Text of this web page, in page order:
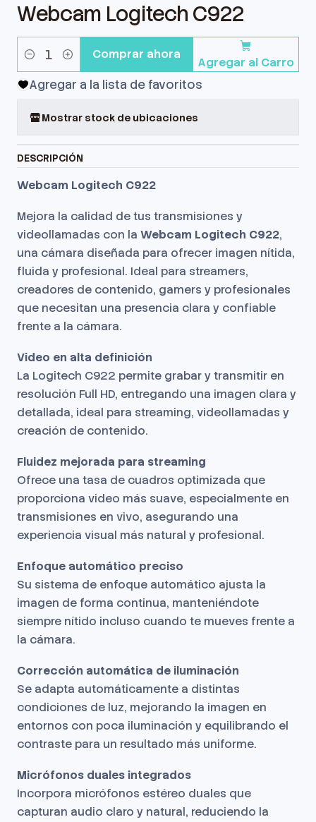
Webcam Logitech C922
Cantidad Agregar al Carro
Comprar ahora
Agregar a la lista de favoritos
Mostrar stock de ubicaciones
DESCRIPCIÓN
Webcam Logitech C922
Mejora la calidad de tus transmisiones y
videollamadas con la Webcam Logitech C922,
una cámara diseñada para ofrecer imagen nítida,
fluida y profesional. Ideal para streamers,
creadores de contenido, gamers y profesionales
que necesitan una presencia clara y confiable
frente a la cámara.
Video en alta definición
La Logitech C922 permite grabar y transmitir en
resolución Full HD, entregando una imagen clara y
detallada, ideal para streaming, videollamadas y
creación de contenido.
Fluidez mejorada para streaming
Ofrece una tasa de cuadros optimizada que
proporciona video más suave, especialmente en
transmisiones en vivo, asegurando una
experiencia visual más natural y profesional.
Enfoque automático preciso
Su sistema de enfoque automático ajusta la
imagen de forma continua, manteniéndote
siempre nítido incluso cuando te mueves frente a
la cámara.
Corrección automática de iluminación
Se adapta automáticamente a distintas
condiciones de luz, mejorando la imagen en
entornos con poca iluminación y equilibrando el
contraste para un resultado más uniforme.
Micrófonos duales integrados
Incorpora micrófonos estéreo duales que
capturan audio claro y natural, reduciendo la